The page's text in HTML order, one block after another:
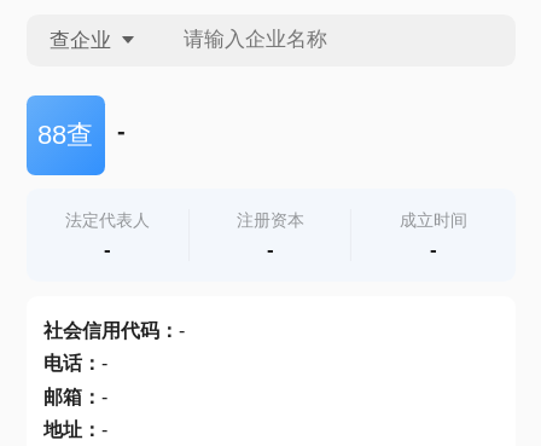
查企业
查企业
查产地
88查 -
法定代表人
-
注册资本
-
成立时间
-
社会信用代码： -
电话： -
邮箱： -
地址： -